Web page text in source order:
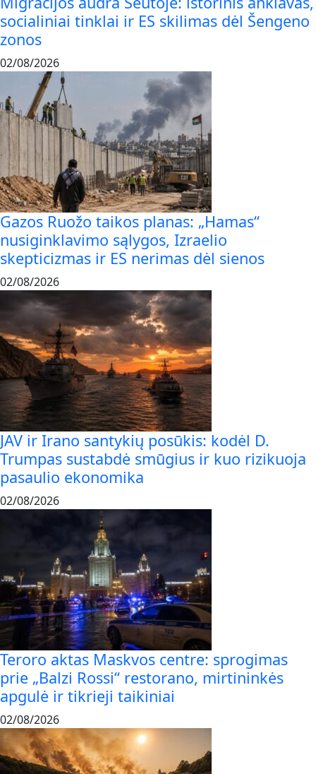
socialiniai tinklai ir ES skilimas dėl Šengeno
zonos
02/08/2026
Gazos Ruožo taikos planas: „Hamas“
nusiginklavimo sąlygos, Izraelio
skepticizmas ir ES nerimas dėl sienos
02/08/2026
JAV ir Irano santykių posūkis: kodėl D.
Trumpas sustabdė smūgius ir kuo rizikuoja
pasaulio ekonomika
02/08/2026
Teroro aktas Maskvos centre: sprogimas
prie „Balzi Rossi“ restorano, mirtininkės
apgulė ir tikrieji taikiniai
02/08/2026